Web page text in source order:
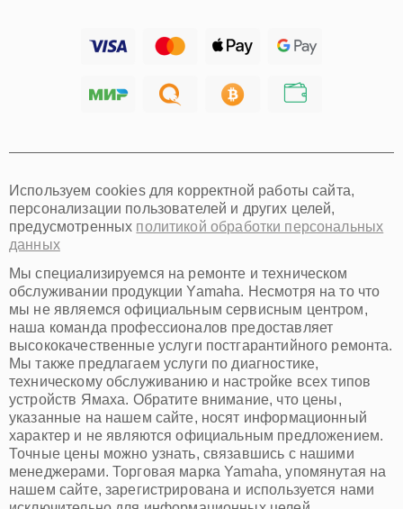
Хабаровск
Омск
Красноярск
Пермь
Ульяновск
Киров
Архангельск
Астрахань
Белгород
Благовещенск
Брянск
Владивосток
Владикавказ
Владимир
Волжский
Вологда
Грозный
Иваново
Используем cookies для корректной работы сайта,
персонализации пользователей и других целей,
предусмотренных политикой обработки персональных
данных
Мы специализируемся на ремонте и техническом
обслуживании продукции Yamaha. Несмотря на то что
мы не являемся официальным сервисным центром,
наша команда профессионалов предоставляет
высококачественные услуги постгарантийного ремонта.
Мы также предлагаем услуги по диагностике,
техническому обслуживанию и настройке всех типов
устройств Ямаха. Обратите внимание, что цены,
указанные на нашем сайте, носят информационный
характер и не являются официальным предложением.
Точные цены можно узнать, связавшись с нашими
менеджерами. Торговая марка Yamaha, упомянутая на
нашем сайте, зарегистрирована и используется нами